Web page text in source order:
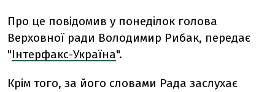
Про це повідомив у понедiлок голова
Верховної ради Володимир Рибак, передає
"Інтерфакс-Україна".
Крім того, за його словами Рада заслухає